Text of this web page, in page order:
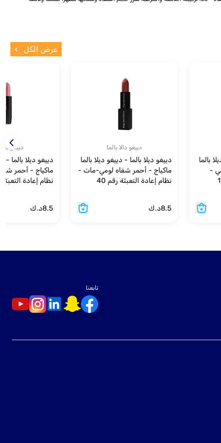
عرض الكل
بالما
-
دييغو دالا بالما
دييغو ديلا بالما - دييغو ديلا بالما
ماكياج - أحمر شفاه لومي-مات -
نظام إعادة التعبئة رقم 40
8.5د.ك
دييغو
دييغو ديلا بالما -
ماكياج - أحمر
نظام إعادة التعبئة
8.5د.ك
تابعنا